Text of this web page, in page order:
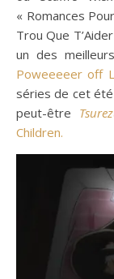
« Romances
Trou Que
un des
Poweeeeer off
séries de cet
peut-être
Children.